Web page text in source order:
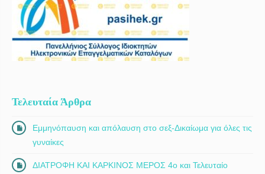
Τελευταία Άρθρα
Εμμηνόπαυση και απόλαυση στο σεξ-Δικαίωμα για όλες τις
γυναίκες
ΔΙΑΤΡΟΦΗ ΚΑΙ ΚΑΡΚΙΝΟΣ ΜΕΡΟΣ 4ο και Τελευταίο